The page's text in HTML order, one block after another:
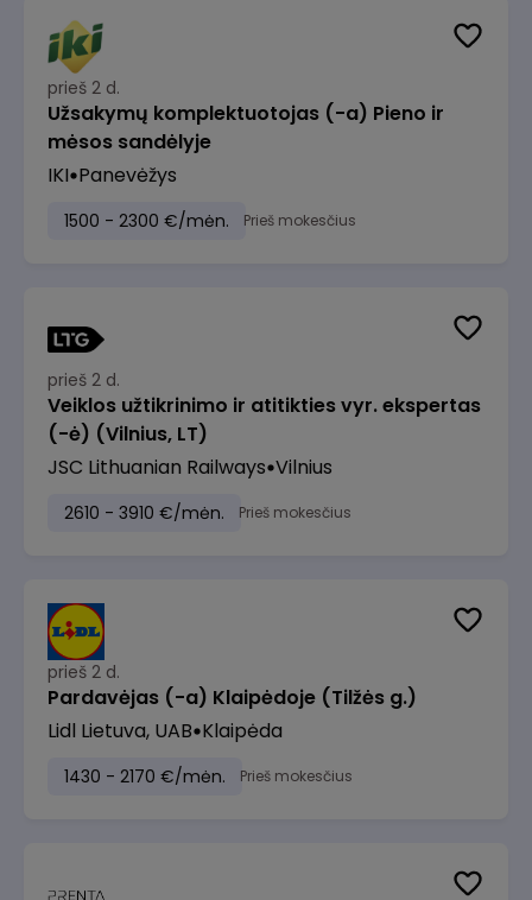
prieš 2 d.
Užsakymų komplektuotojas (-a) Pieno ir
mėsos sandėlyje
IKI Panevėžys
1500 - 2300 €/mėn. Prieš mokesčius
prieš 2 d.
Veiklos užtikrinimo ir atitikties vyr. ekspertas
(-ė) (Vilnius, LT)
JSC Lithuanian Railways Vilnius
2610 - 3910 €/mėn. Prieš mokesčius
prieš 2 d.
Pardavėjas (-a) Klaipėdoje (Tilžės g.)
Lidl Lietuva, UAB Klaipėda
1430 - 2170 €/mėn. Prieš mokesčius